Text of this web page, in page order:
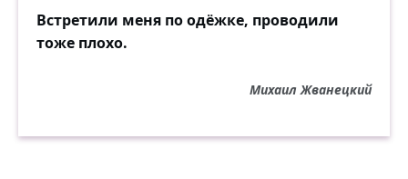
Встретили меня по одёжке, проводили
тоже плохо.
Михаил Жванецкий